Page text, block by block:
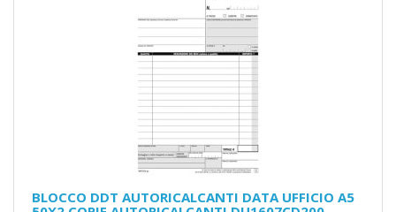
BLOCCO DDT AUTORICALCANTI DATA UFFICIO A5